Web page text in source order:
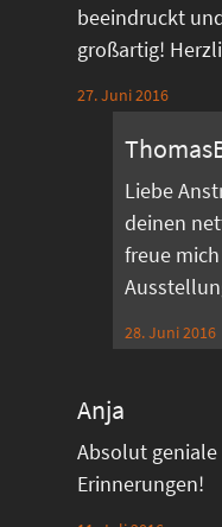
beeindruckt
großartig!
27. Juni 2016
Liebe
deinen
freue
28. Juni 2016
Anja
Absolut
Erinnerungen!